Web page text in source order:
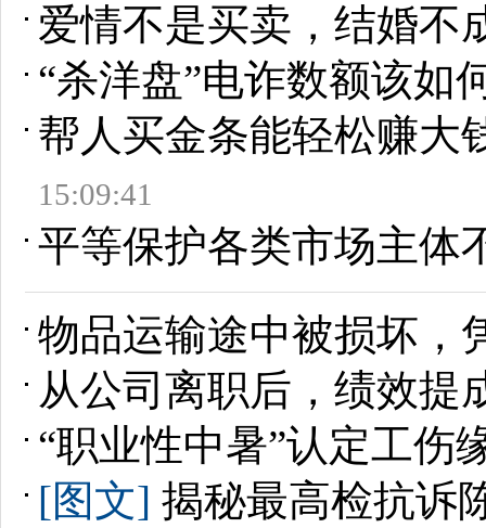
爱情不是买卖，结婚不
“杀洋盘”电诈数额该如
帮人买金条能轻松赚大
15:09:41
平等保护各类市场主体
物品运输途中被损坏，
从公司离职后，绩效提
“职业性中暑”认定工伤
[图文] 揭秘最高检抗诉